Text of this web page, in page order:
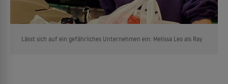
Lässt sich auf ein gefährliches Unternehmen ein: Melissa Leo als Ray